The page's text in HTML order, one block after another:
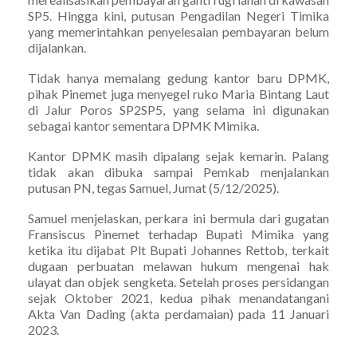
SP5. Hingga kini, putusan Pengadilan Negeri Timika
yang memerintahkan penyelesaian pembayaran belum
dijalankan.
Tidak hanya memalang gedung kantor baru DPMK,
pihak Pinemet juga menyegel ruko Maria Bintang Laut
di Jalur Poros SP2SP5, yang selama ini digunakan
sebagai kantor sementara DPMK Mimika.
Kantor DPMK masih dipalang sejak kemarin. Palang
tidak akan dibuka sampai Pemkab menjalankan
putusan PN, tegas Samuel, Jumat (5/12/2025).
Samuel menjelaskan, perkara ini bermula dari gugatan
Fransiscus Pinemet terhadap Bupati Mimika yang
ketika itu dijabat Plt Bupati Johannes Rettob, terkait
dugaan perbuatan melawan hukum mengenai hak
ulayat dan objek sengketa. Setelah proses persidangan
sejak Oktober 2021, kedua pihak menandatangani
Akta Van Dading (akta perdamaian) pada 11 Januari
2023.